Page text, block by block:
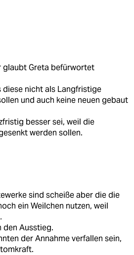
glaubt Greta befürwortet
diese nicht als Langfristige
und auch keine neuen gebaut
besser sei, weil die
werden sollen.
sind scheiße aber die die
ein Weilchen nutzen, weil
Ausstieg.
der Annahme verfallen sein,